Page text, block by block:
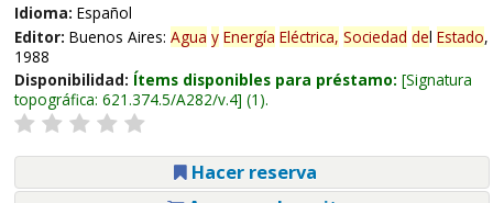
Idioma: Español
Editor: Buenos Aires: Agua y Energía Eléctrica, Sociedad del Estado,
1988
Disponibilidad: Ítems disponibles para préstamo: Signatura
topográfica: 621.374.5/A282/v.4 (1).
Hacer reserva